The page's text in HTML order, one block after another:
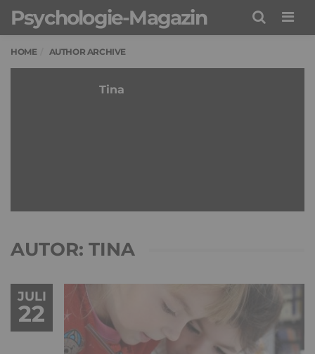
Psychologie-Magazin
HOME AUTHOR ARCHIVE
Tina
AUTOR: TINA
JULI
22